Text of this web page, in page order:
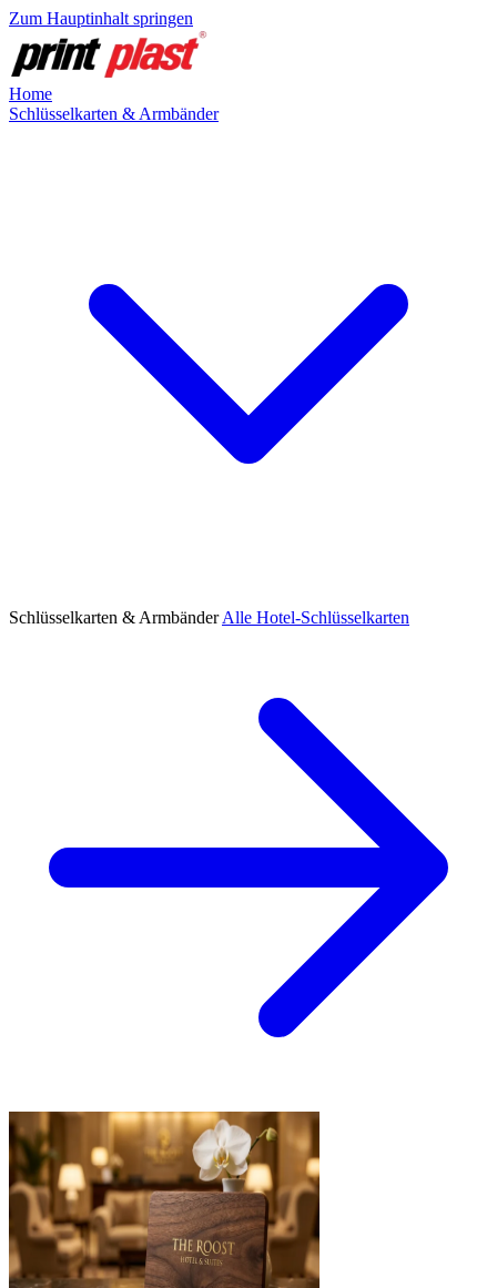
Zum Hauptinhalt springen
Home
Schlüsselkarten & Armbänder
Schlüsselkarten & ArmbänderAlle Hotel-Schlüsselkarten